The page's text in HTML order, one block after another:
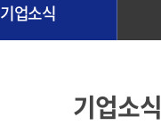
기업소식
기업소식